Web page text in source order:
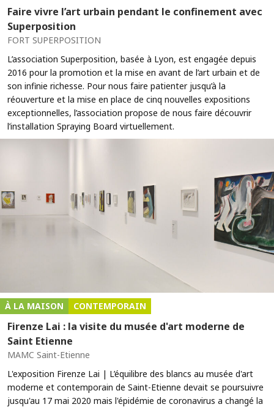
Faire vivre l’art urbain pendant le confinement avec
Superposition
FORT SUPERPOSITION
L’association Superposition, basée à Lyon, est engagée depuis
2016 pour la promotion et la mise en avant de l’art urbain et de
son infinie richesse. Pour nous faire patienter jusqu’à la
réouverture et la mise en place de cinq nouvelles expositions
exceptionnelles, l’association propose de nous faire découvrir
l’installation Spraying Board virtuellement.
À LA MAISON CONTEMPORAIN
Firenze Lai : la visite du musée d'art moderne de
Saint Etienne
MAMC Saint-Etienne
L'exposition Firenze Lai | L’équilibre des blancs au musée d'art
moderne et contemporain de Saint-Etienne devait se poursuivre
jusqu'au 17 mai 2020 mais l'épidémie de coronavirus a changé la